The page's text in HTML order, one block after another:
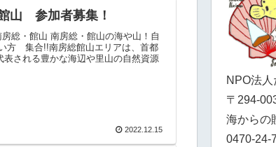
山 参加者募集！
総・館山 南房総・館山の海や山！自
方 集合!!南房総館山エリアは、首都
される豊かな海辺や里山の自然資源
2022.12.15
NPO法
〒294-
海からの
0470-